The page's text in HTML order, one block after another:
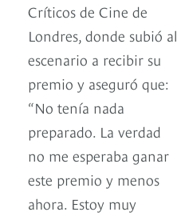
Críticos de Cine de
Londres, donde subió al
escenario a recibir su
premio y aseguró que:
“No tenía nada
preparado. La verdad
no me esperaba ganar
este premio y menos
ahora. Estoy muy